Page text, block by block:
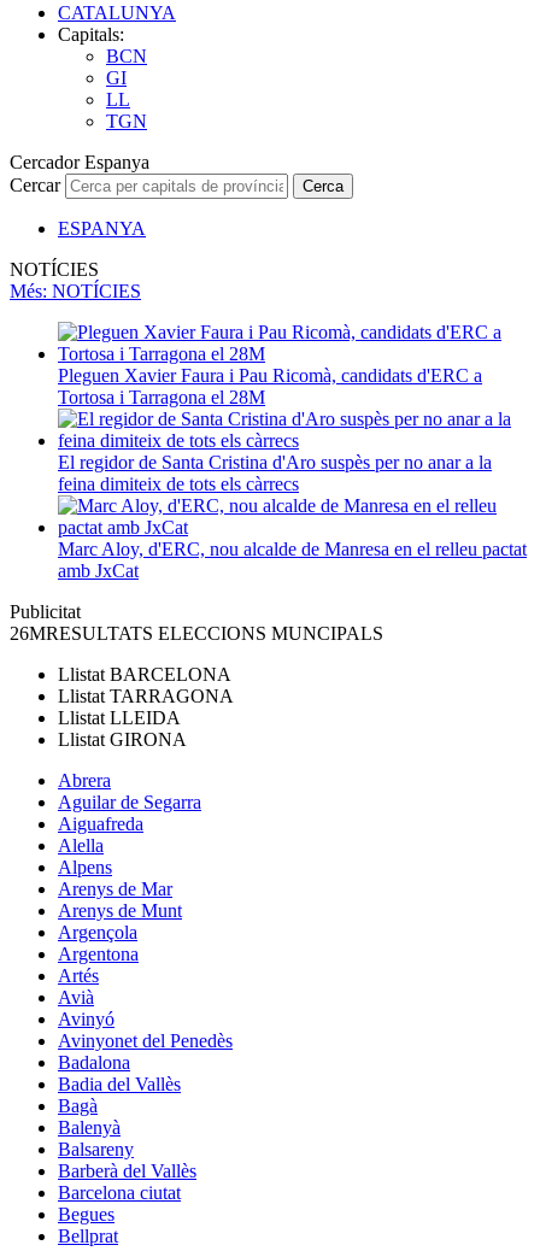
CATALUNYA
Capitals:
BCN
GI
LL
TGN
Cercador Espanya
Cercar
Cerca
ESPANYA
NOTÍCIES
Més: NOTÍCIES
Pleguen Xavier Faura i Pau Ricomà, candidats d'ERC a
Tortosa i Tarragona el 28M
El regidor de Santa Cristina d'Aro suspès per no anar a la
feina dimiteix de tots els càrrecs
Marc Aloy, d'ERC, nou alcalde de Manresa en el relleu pactat
amb JxCat
Publicitat
26MRESULTATS ELECCIONS MUNCIPALS
Llistat BARCELONA
Llistat TARRAGONA
Llistat LLEIDA
Llistat GIRONA
Abrera
Aguilar de Segarra
Aiguafreda
Alella
Alpens
Arenys de Mar
Arenys de Munt
Argençola
Argentona
Artés
Avià
Avinyó
Avinyonet del Penedès
Badalona
Badia del Vallès
Bagà
Balenyà
Balsareny
Barberà del Vallès
Barcelona ciutat
Begues
Bellprat